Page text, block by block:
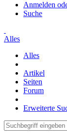
Anmelden
Suche
Alles
Alles
Artikel
Seiten
Forum
Erweiterte